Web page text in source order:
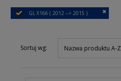
GL X166 ( 2012 --> 2015 )
Sortuj wg: Nazwa produktu A-Z